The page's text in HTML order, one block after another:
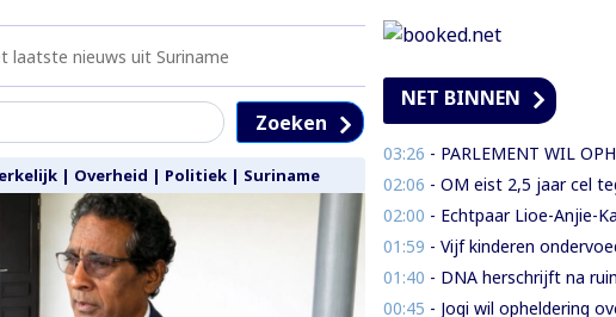
laatste nieuws uit Suriname
Zoeken
| Overheid | Politiek| Suriname
NET BINNEN
03:26 - PARLEMENT WIL OPHELDERING OVER VERDWENEN
02:06 - OM eist 2,5 jaar cel tegen vader in zaak rond
02:00 - Echtpaar Lioe-Anjie-Kartosoewito
01:59 - Vijf kinderen ondervoed en ernstig verwaarloosd: 2,5
01:40 - DNA herschrijft na ruim 35 jaar
00:45 - Jogi wil opheldering over miljoenensteun aan SLM